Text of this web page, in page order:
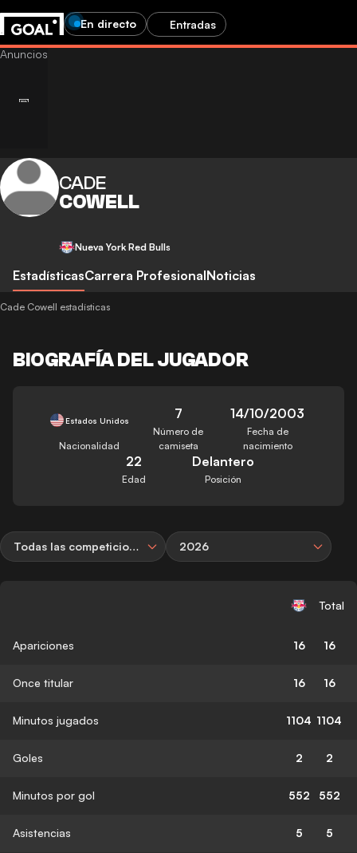
En directo Entradas
CADE
COWELL
Nueva York Red Bulls
EstadísticasCarrera ProfesionalNoticias
Cade Cowell estadísticas
BIOGRAFÍA DEL JUGADOR
Estados Unidos
Nacionalidad
7
Número de
camiseta
14/10/2003
Fecha de
nacimiento
22
Edad
Delantero
Posición
Todas las competiciones 2026
Total
Apariciones 16 16
Once titular 16 16
Minutos jugados 1104 1104
Goles 2 2
Minutos por gol 552 552
Asistencias 5 5